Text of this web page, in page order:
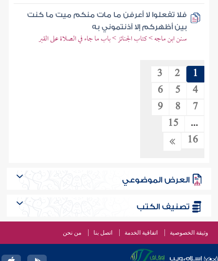
فلا تفعلوا لا أعرفن ما مات منكم ميت ما كنت
بين أظهركم إلا آذنتموني به
سنن ابن ماجه > كتاب الجنائز > باب ما جاء في الصلاة على القبر
1
2
3
4
5
6
7
8
9
...
15
16
العرض الموضوعي
تصنيف الكتب
وثيقة الخصوصية اتفاقية الخدمة اتصل بنا من نحن